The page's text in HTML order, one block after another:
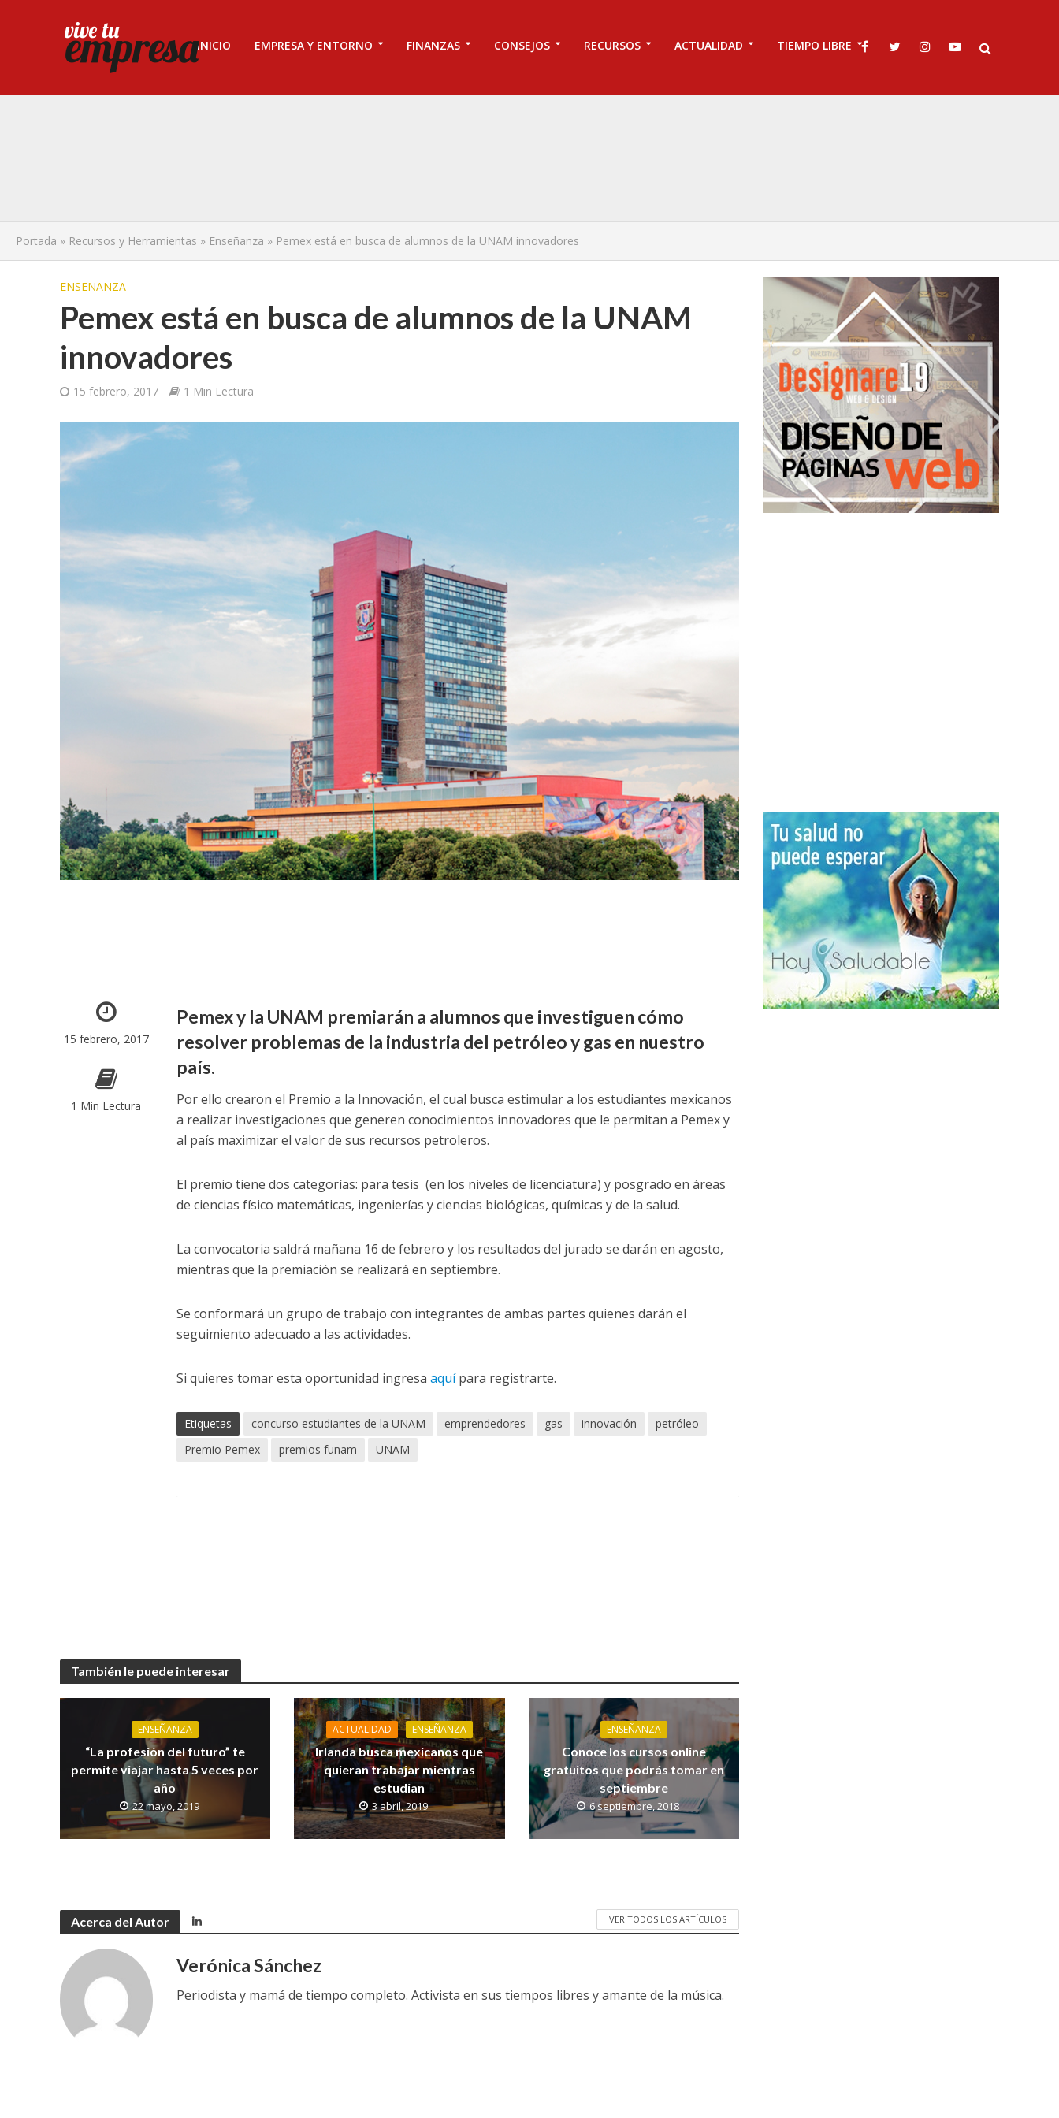
INICIO EMPRESA Y ENTORNO FINANZAS CONSEJOS RECURSOS ACTUALIDAD TIEMPO LIBRE
Portada » Recursos y Herramientas » Enseñanza » Pemex está en busca de alumnos de la UNAM innovadores
ENSEÑANZA
Pemex está en busca de alumnos de la UNAM
innovadores
15 febrero, 2017 1 Min Lectura
15 febrero, 2017
1 Min Lectura
Pemex y la UNAM premiarán a alumnos que investiguen cómo
resolver problemas de la industria del petróleo y gas en nuestro
país.
Por ello crearon el Premio a la Innovación, el cual busca estimular a los estudiantes mexicanos
a realizar investigaciones que generen conocimientos innovadores que le permitan a Pemex y
al país maximizar el valor de sus recursos petroleros.
El premio tiene dos categorías: para tesis (en los niveles de licenciatura) y posgrado en áreas
de ciencias físico matemáticas, ingenierías y ciencias biológicas, químicas y de la salud.
La convocatoria saldrá mañana 16 de febrero y los resultados del jurado se darán en agosto,
mientras que la premiación se realizará en septiembre.
Se conformará un grupo de trabajo con integrantes de ambas partes quienes darán el
seguimiento adecuado a las actividades.
Si quieres tomar esta oportunidad ingresaaquípara registrarte.
Etiquetas concurso estudiantes de la UNAM emprendedores gas innovación
petróleo
Premio Pemex
premios funam UNAM
También le puede interesar
ENSEÑANZA
“La profesión del futuro” te
permite viajar hasta 5 veces por
año
22 mayo, 2019
ACTUALIDAD ENSEÑANZA
Irlanda busca mexicanos que
quieran trabajar mientras
estudian
3 abril, 2019
ENSEÑANZA
Conoce los cursos online
gratuitos que podrás tomar en
septiembre
6 septiembre, 2018
Acerca del Autor VER TODOS LOS ARTÍCULOS
Verónica Sánchez
Periodista y mamá de tiempo completo. Activista en sus tiempos libres y amante de la música.